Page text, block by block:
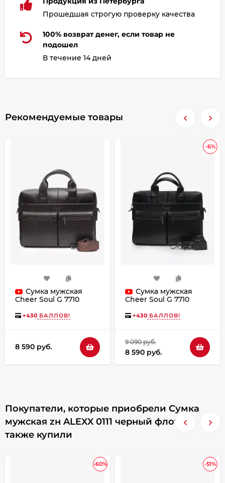
Прошедшая строгую проверку качества
100% возврат денег, если товар не
подошел
В течение 14 дней
Рекомендуемые товары
Сумка мужская
Cheer Soul G 7710
+430 БАЛЛОВ!
8 590 руб.
-6%
Сумка мужская
Cheer Soul G 7710
+430 БАЛЛОВ!
9 090 руб.
8 590 руб.
Покупатели, которые приобрели Сумка
мужская zн ALEXX 0111 черный флотер,
также купили
-60% -51%